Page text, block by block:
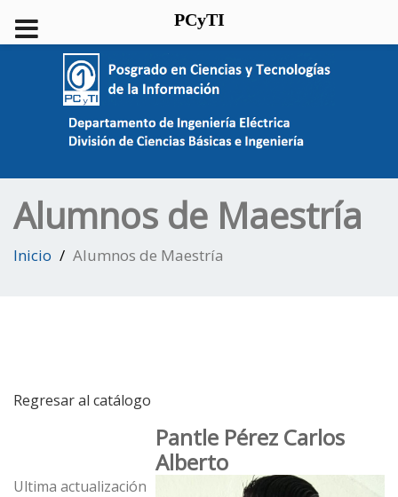
Alumnos de Maestría
Inicio Alumnos de Maestría
Regresar al catálogo
Pantle Pérez Carlos
Alberto
Ultima actualización
PCyTI